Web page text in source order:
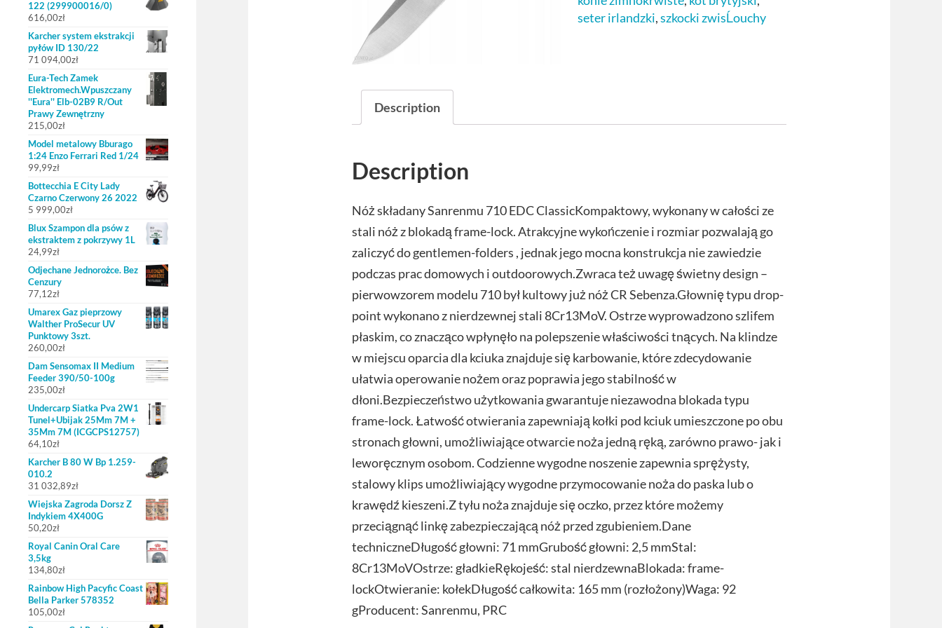
122 (299900016/0)
616,00zł
Karcher system ekstrakcji
pyłów ID 130/22
71 094,00zł
Eura-Tech Zamek
Elektromech.Wpuszczany
''Eura'' Elb-02B9 R/Out
Prawy Zewnętrzny
215,00zł
Model metalowy Bburago
1:24 Enzo Ferrari Red 1/24
99,99zł
Bottecchia E City Lady
Czarno Czerwony 26 2022
5 999,00zł
Blux Szampon dla psów z
ekstraktem z pokrzywy 1L
24,99zł
Odjechane Jednorożce. Bez
Cenzury
77,12zł
Umarex Gaz pieprzowy
Walther ProSecur UV
Punktowy 3szt.
260,00zł
Dam Sensomax II Medium
Feeder 390/50-100g
235,00zł
Undercarp Siatka Pva 2W1
Tunel+Ubijak 25Mm 7M +
35Mm 7M (ICGCPS12757)
64,10zł
Karcher B 80 W Bp 1.259-
010.2
31 032,89zł
Wiejska Zagroda Dorsz Z
Indykiem 4X400G
50,20zł
Royal Canin Oral Care
3,5kg
134,80zł
Rainbow High Pacyfic Coast
Bella Parker 578352
105,00zł
seter irlandzki,szkocki zwisĹouchy
Description
Description
Nóż składany Sanrenmu 710 EDC ClassicKompaktowy, wykonany w całości ze
stali nóż z blokadą frame-lock. Atrakcyjne wykończenie i rozmiar pozwalają go
zaliczyć do gentlemen-folders , jednak jego mocna konstrukcja nie zawiedzie
podczas prac domowych i outdoorowych.Zwraca też uwagę świetny design –
pierwowzorem modelu 710 był kultowy już nóż CR Sebenza.Głownię typu drop-
point wykonano z nierdzewnej stali 8Cr13MoV. Ostrze wyprowadzono szlifem
płaskim, co znacząco wpłynęło na polepszenie właściwości tnących. Na klindze
w miejscu oparcia dla kciuka znajduje się karbowanie, które zdecydowanie
ułatwia operowanie nożem oraz poprawia jego stabilność w
dłoni.Bezpieczeństwo użytkowania gwarantuje niezawodna blokada typu
frame-lock. Łatwość otwierania zapewniają kołki pod kciuk umieszczone po obu
stronach głowni, umożliwiające otwarcie noża jedną ręką, zarówno prawo- jak i
leworęcznym osobom. Codzienne wygodne noszenie zapewnia sprężysty,
stalowy klips umożliwiający wygodne przymocowanie noża do paska lub o
krawędź kieszeni.Z tyłu noża znajduje się oczko, przez które możemy
przeciągnąć linkę zabezpieczającą nóż przed zgubieniem.Dane
techniczneDługość głowni: 71 mmGrubość głowni: 2,5 mmStal:
8Cr13MoVOstrze: gładkieRękojeść: stal nierdzewnaBlokada: frame-
lockOtwieranie: kołekDługość całkowita: 165 mm (rozłożony)Waga: 92
gProducent: Sanrenmu, PRC